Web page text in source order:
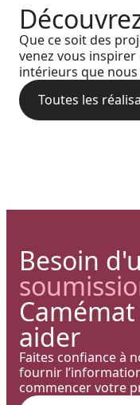
Que ce soit des
venez vous
intérieurs que nous
Toutes les
Réalisation
Brunswick
durabilité
rampes et
Harmonie,
: quand
nos
Cour
L’alliance
une
Besoin
aider
Faites confiance à
fournir
commencer votre